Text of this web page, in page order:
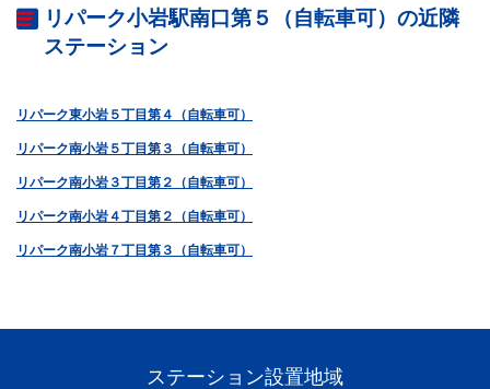
リパーク小岩駅南口第５（自転車可）の近隣
ステーション
リパーク東小岩５丁目第４（自転車可）
リパーク南小岩５丁目第３（自転車可）
リパーク南小岩３丁目第２（自転車可）
リパーク南小岩４丁目第２（自転車可）
リパーク南小岩７丁目第３（自転車可）
ステーション設置地域